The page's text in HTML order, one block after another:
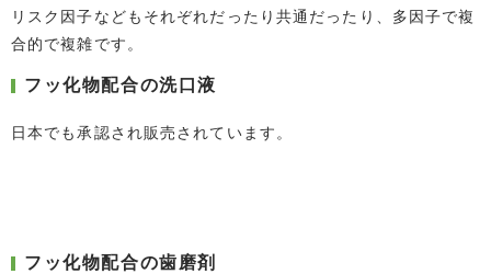
リスク因子などもそれぞれだったり共通だったり、多因子で複
合的で複雑です。
フッ化物配合の洗口液
日本でも承認され販売されています。
フッ化物配合の歯磨剤